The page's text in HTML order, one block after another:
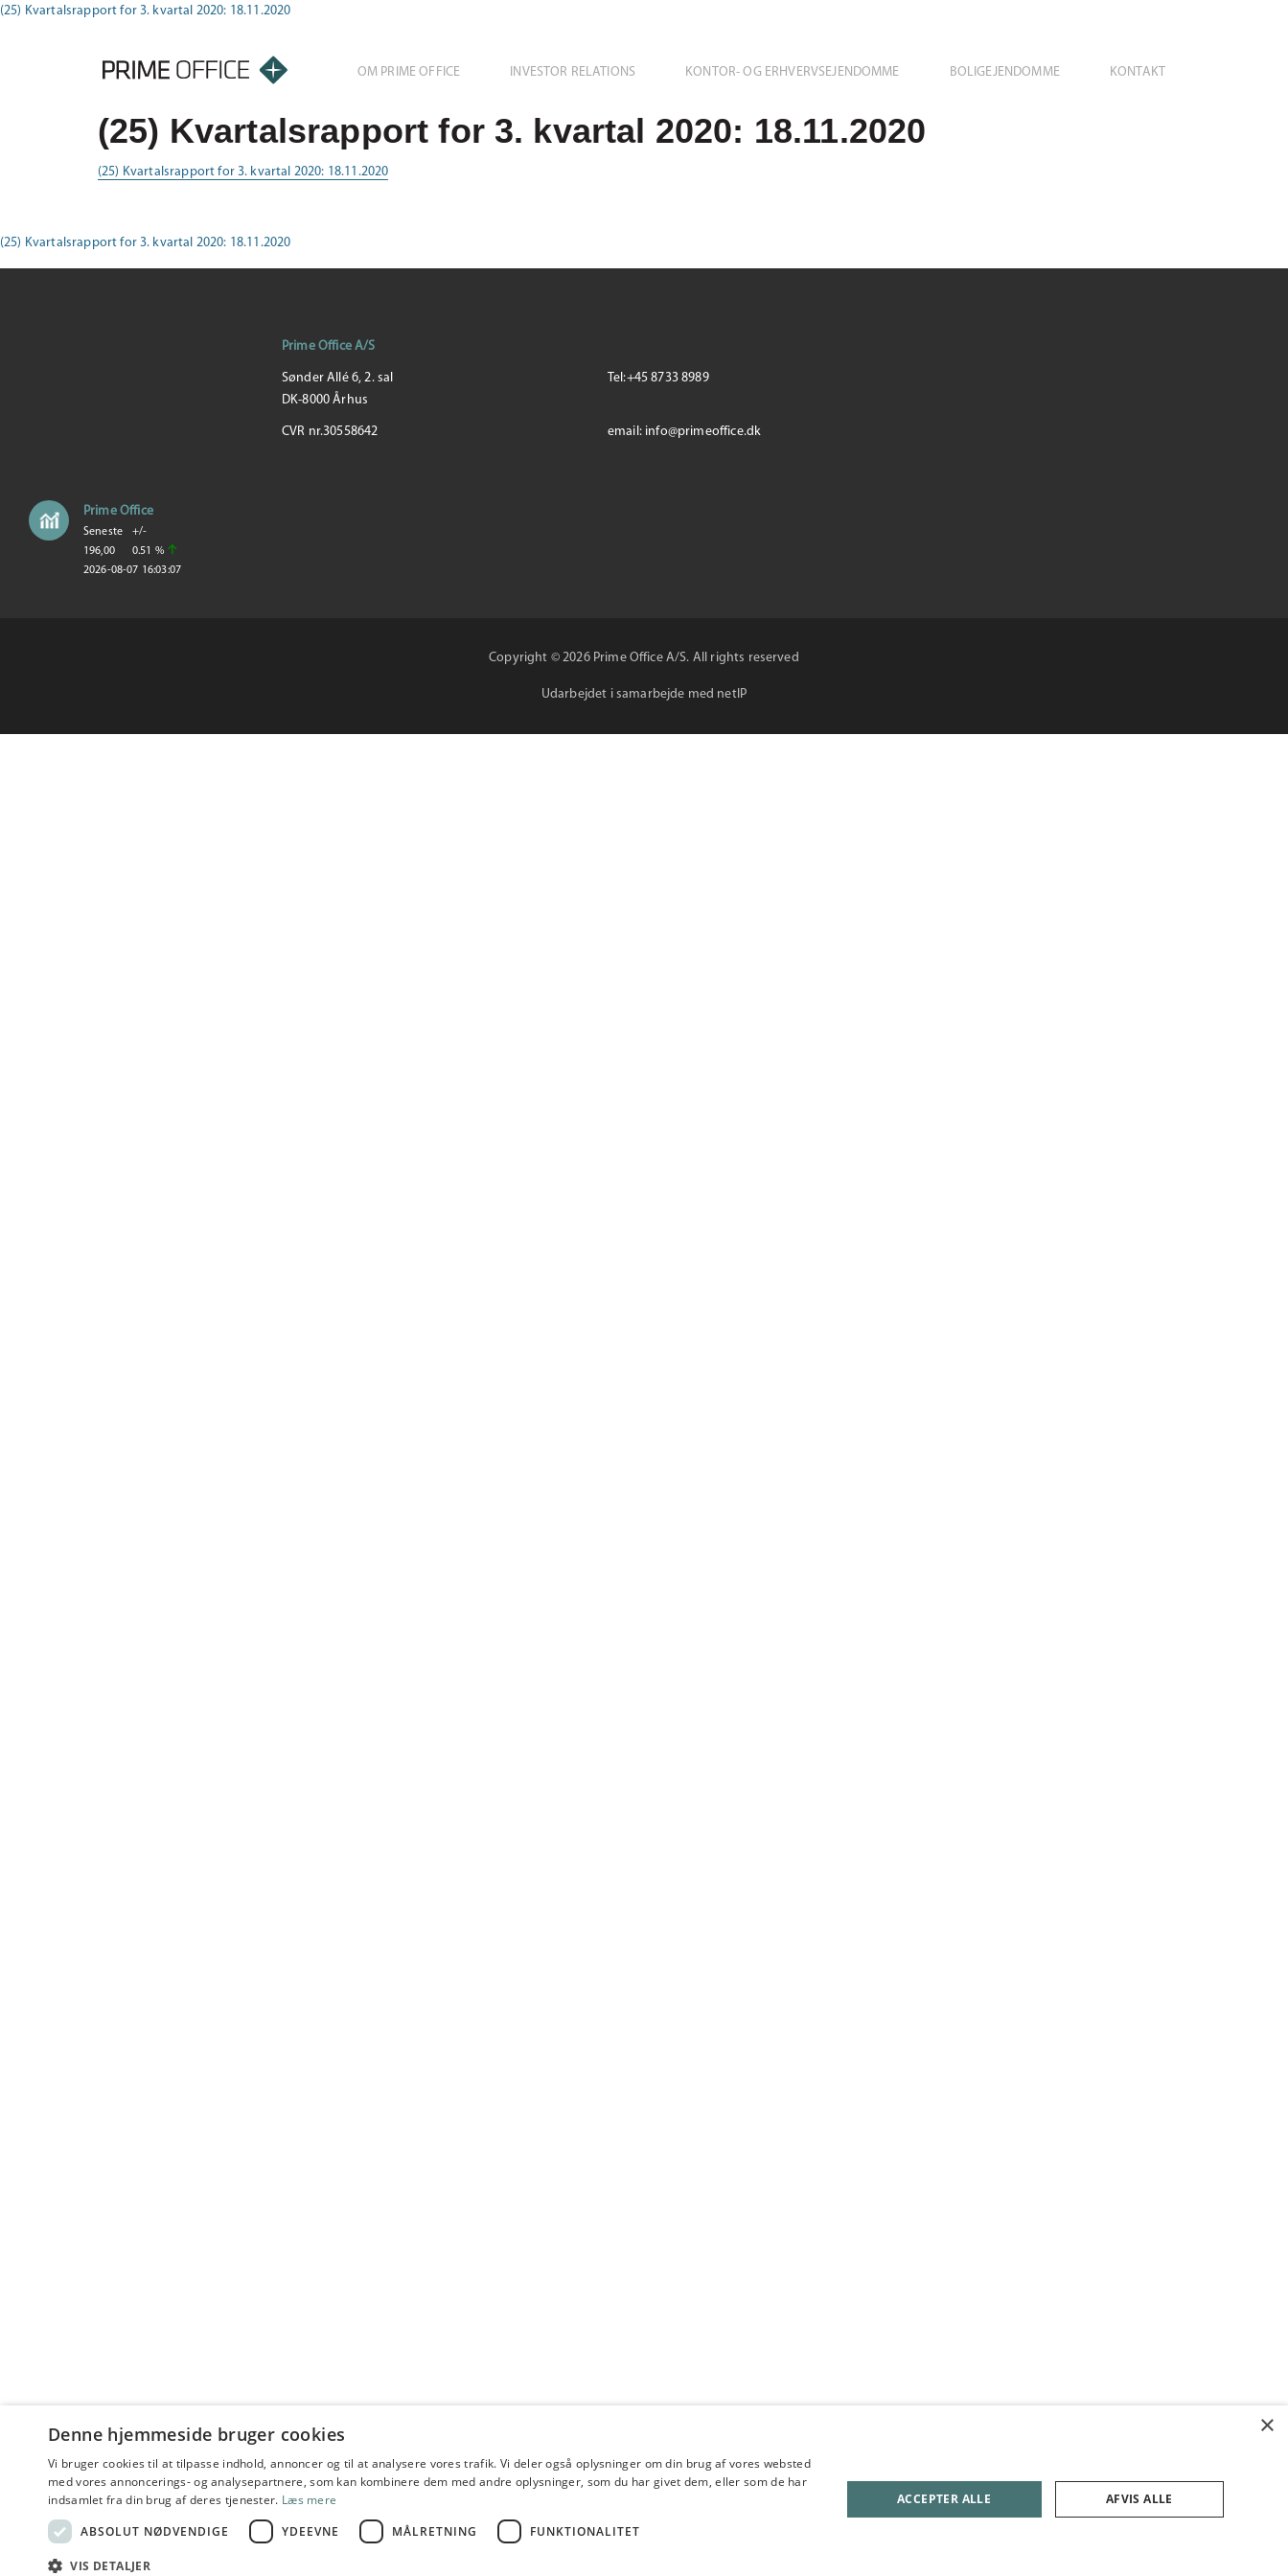
(25) Kvartalsrapport for 3. kvartal 2020: 18.11.2020
OM PRIME OFFICE INVESTOR RELATIONS KONTOR- OG ERHVERVSEJENDOMME BOLIGEJENDOMME KONTAKT
(25) Kvartalsrapport for 3. kvartal 2020: 18.11.2020
(25) Kvartalsrapport for 3. kvartal 2020: 18.11.2020
(25) Kvartalsrapport for 3. kvartal 2020: 18.11.2020
Prime Office A/S
Sønder Allé 6, 2. sal
DK-8000 Århus
CVR nr.30558642
Tel:+45 8733 8989
email: info@primeoffice.dk
Prime Office
Seneste
+/-
196,00
0.51 %
2026-08-07 16:03:07
Copyright © 2026 Prime Office A/S. All rights reserved
Udarbejdet i samarbejde med netIP
×
Denne hjemmeside bruger cookies
Vi bruger cookies til at tilpasse indhold, annoncer og til at analysere vores trafik. Vi deler også oplysninger om din brug af vores websted
med vores annoncerings- og analysepartnere, som kan kombinere dem med andre oplysninger, som du har givet dem, eller som de har
indsamlet fra din brug af deres tjenester. Læs mere
ABSOLUT NØDVENDIGE
YDEEVNE MÅLRETNING FUNKTIONALITET
VIS DETALJER
ACCEPTER ALLE AFVIS ALLE